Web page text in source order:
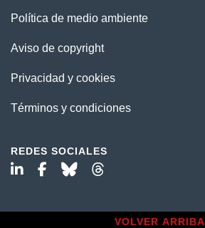
Política de medio ambiente
Aviso de copyright
Privacidad y cookies
Términos y condiciones
REDES SOCIALES
VOLVER ARRIBA